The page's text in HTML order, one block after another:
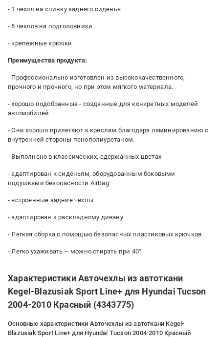
- 1 чехол на спинку заднего сиденья
- 5 чехлов на подголовники
- крепежные крючки
Преимущества продукта:
- Профессионально изготовлен из высококачественного,
прочного и прочного, но при этом мягкого материала.
- хорошо подобранные - созданные для конкретных моделей
автомобилей
- Они хорошо прилегают к креслам благодаря ламинированию с
внутренней стороны пенополиуретаном.
- Выполнено в классических, сдержанных цветах
- адаптирован к сиденьям, оборудованным боковыми
подушками безопасности AirBag
- встроенные задние чехлы
- адаптирован к раскладному дивану
- Легкая сборка с помощью безопасных пластиковых крючков
- Легко ухаживать – можно стирать при 40°
Характеристики Авточехлы из автоткани
Kegel-Blazusiak Sport Line+ для Hyundai Tucson
2004-2010 Красный (4343775)
Основные характеристики Авточехлы из автоткани Kegel-
Blazusiak Sport Line+ для Hyundai Tucson 2004-2010 Красный